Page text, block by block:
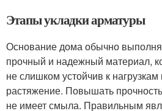
Этапы укладки арматуры
Основание дома обычно
прочный и надежный материал,
не слишком устойчив к
растяжение. Повышать
не имеет смыла. Правильным